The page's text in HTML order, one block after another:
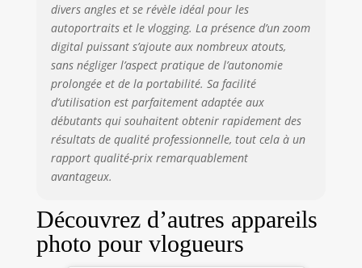
divers angles et se révèle idéal pour les
autoportraits et le vlogging. La présence d’un zoom
digital puissant s’ajoute aux nombreux atouts,
sans négliger l’aspect pratique de l’autonomie
prolongée et de la portabilité. Sa facilité
d’utilisation est parfaitement adaptée aux
débutants qui souhaitent obtenir rapidement des
résultats de qualité professionnelle, tout cela à un
rapport qualité-prix remarquablement
avantageux.
Découvrez d’autres appareils
photo pour vlogueurs